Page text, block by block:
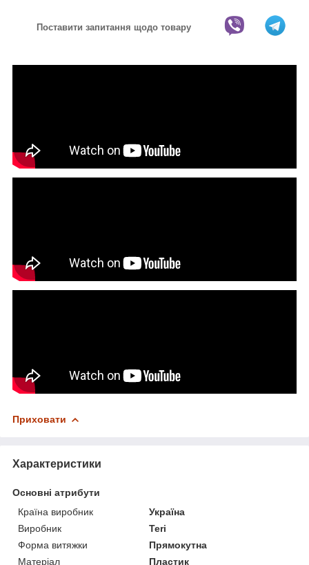
Поставити запитання щодо товару
Приховати
Характеристики
Основні атрибути
Країна виробник
Україна
Виробник
Teri
Форма витяжки
Прямокутна
Матеріал
Пластик